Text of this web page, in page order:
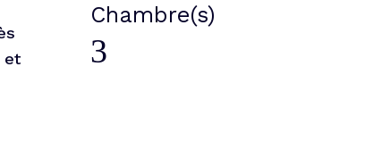
et
Chambre(s)
3